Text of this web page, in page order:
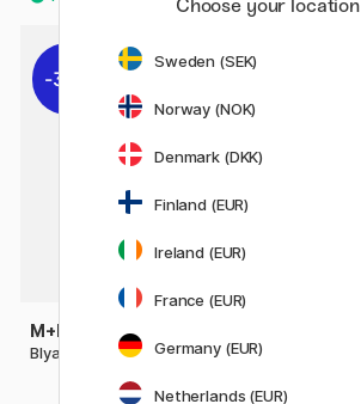
36%
M+R
Blyantspidser metal
Choose your location
Sweden (SEK)
Norway (NOK)
Denmark (DKK)
Finland (EUR)
Ireland (EUR)
France (EUR)
Germany (EUR)
Netherlands (EUR)